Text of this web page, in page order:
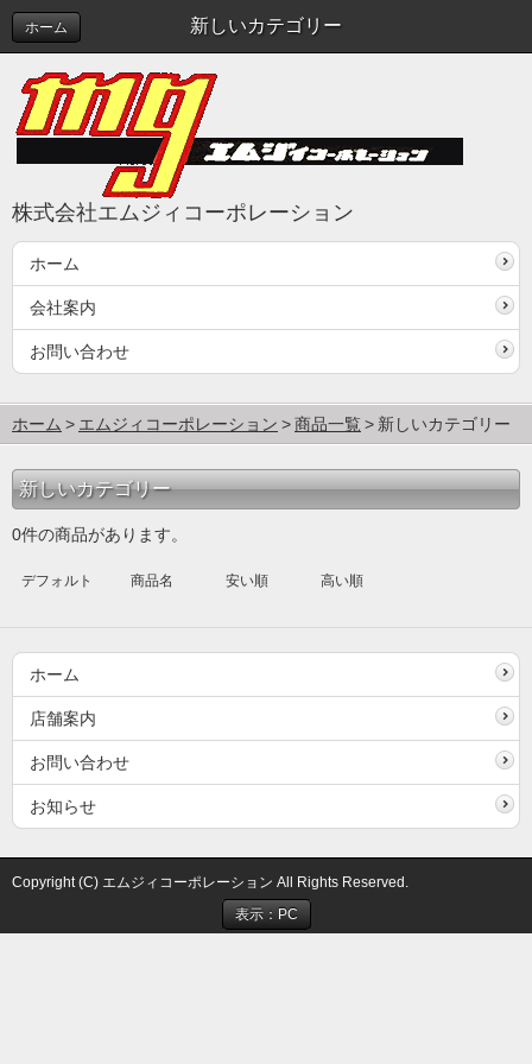
新しいカテゴリー
ホーム
株式会社エムジィコーポレーション
ホーム
会社案内
お問い合わせ
ホーム エムジィコーポレーション 商品一覧 新しいカテゴリー
新しいカテゴリー
0件の商品があります。
デフォルト 商品名 安い順 高い順
ホーム
店舗案内
お問い合わせ
お知らせ
Copyright (C) エムジィコーポレーション All Rights Reserved.
表示：PC